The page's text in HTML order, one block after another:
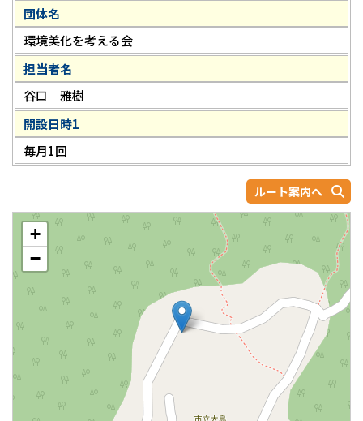
団体名
環境美化を考える会
担当者名
谷口 雅樹
開設日時1
毎月1回
ルート案内へ
+
−